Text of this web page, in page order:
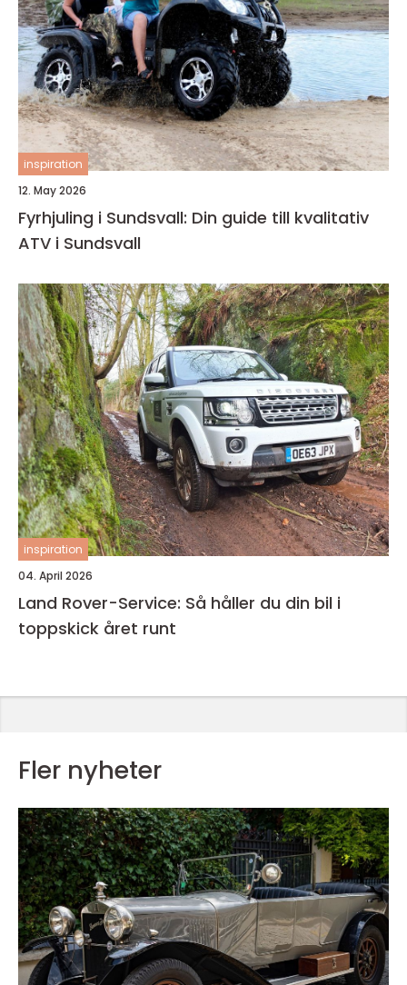
inspiration
12. May 2026
Fyrhjuling i Sundsvall: Din guide till kvalitativ
ATV i Sundsvall
inspiration
04. April 2026
Land Rover-Service: Så håller du din bil i
toppskick året runt
Fler nyheter